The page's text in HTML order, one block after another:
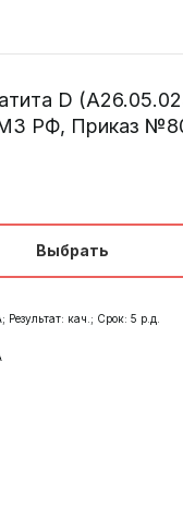
D
РФ, Приказ
Выбрать
Результат: кач.; Срок: 5 р.д.